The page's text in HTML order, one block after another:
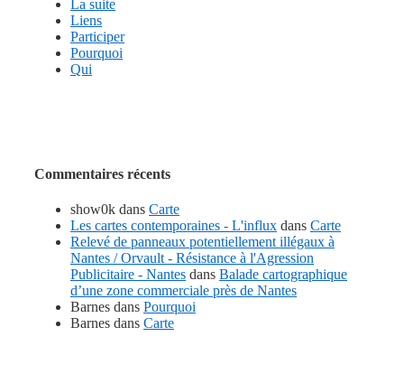
La suite
Liens
Participer
Pourquoi
Qui
Commentaires récents
show0k dans Carte
Les cartes contemporaines - L'influx dans Carte
Relevé de panneaux potentiellement illégaux à
Nantes / Orvault - Résistance à l'Agression
Publicitaire - Nantes dans Balade cartographique
d’une zone commerciale près de Nantes
Barnes dans Pourquoi
Barnes dans Carte